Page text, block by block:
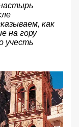
как
на гору
учесть